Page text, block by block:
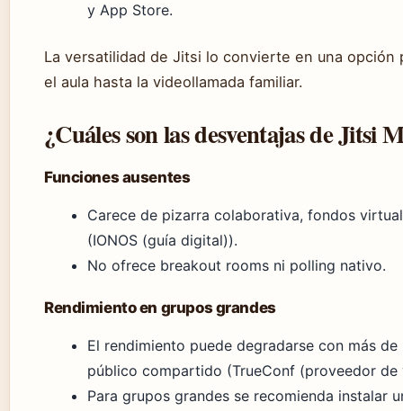
y App Store.
La versatilidad de Jitsi lo convierte en una
el aula hasta la videollamada familiar.
¿Cuáles son las desventajas de Jitsi
Funciones ausentes
Carece de pizarra colaborativa, fondos
(IONOS (guía digital)).
No ofrece breakout rooms ni polling nativo.
Rendimiento en grupos grandes
El rendimiento puede degradarse con más
público compartido (TrueConf (proveedor de
Para grupos grandes se recomienda instalar